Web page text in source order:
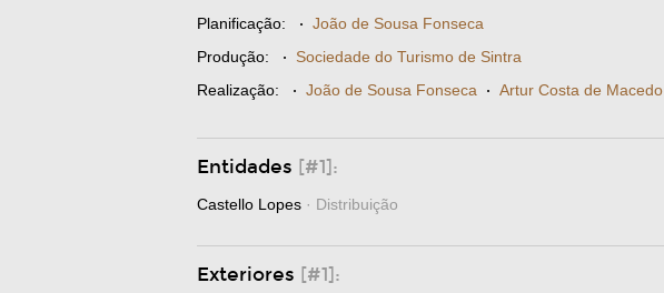
Planificação: · João de Sousa Fonseca
Produção: · Sociedade do Turismo de Sintra
Realização: · João de Sousa Fonseca · Artur Costa de Macedo
Entidades [#1]:
Castello Lopes · Distribuição
Exteriores [#1]: